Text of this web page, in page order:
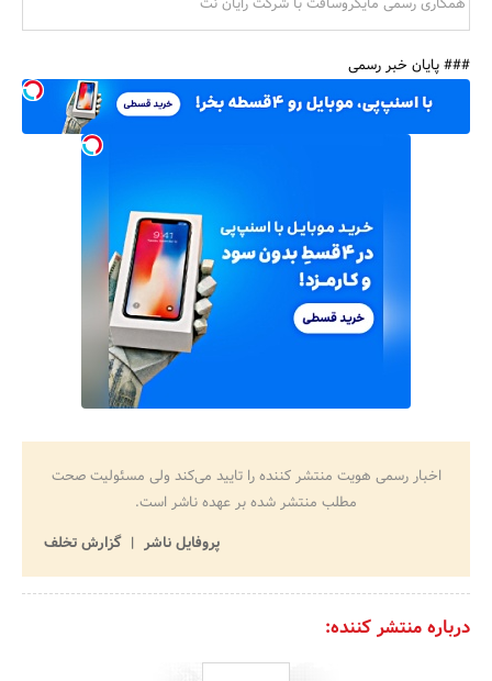
### پایان خبر رسمی
اخبار رسمی هویت منتشر کننده را تایید می‌کند ولی مسئولیت صحت
مطلب منتشر شده بر عهده ناشر است.
پروفایل ناشر
گزارش تخلف
درباره منتشر کننده: